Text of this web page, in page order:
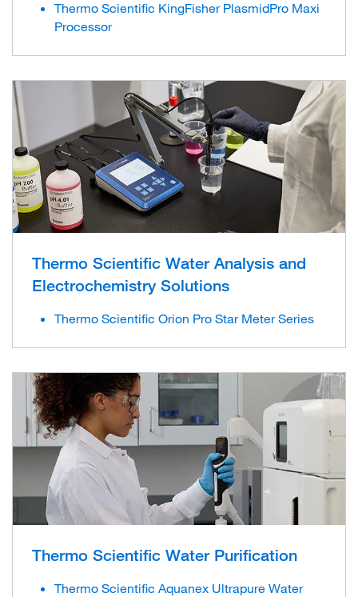
Thermo Scientific KingFisher PlasmidPro Maxi
Processor
Thermo Scientific Water Analysis and
Electrochemistry Solutions
Thermo Scientific Orion Pro Star Meter Series
Thermo Scientific Water Purification
Thermo Scientific Aquanex Ultrapure Water